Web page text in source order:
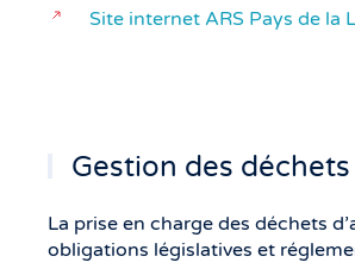
Site internet ARS Pays de la
Gestion des
La prise en charge des déchets
obligations législatives et